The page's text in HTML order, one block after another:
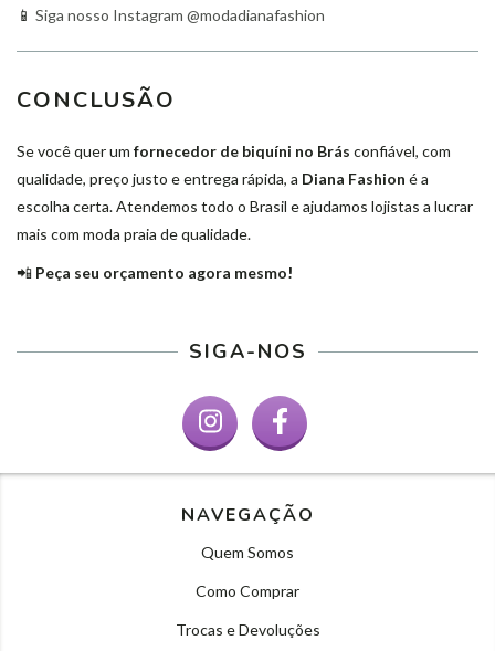
📱 Siga nosso Instagram @modadianafashion
CONCLUSÃO
Se você quer um fornecedor de biquíni no Brás confiável, com
qualidade, preço justo e entrega rápida, a Diana Fashion é a
escolha certa. Atendemos todo o Brasil e ajudamos lojistas a lucrar
mais com moda praia de qualidade.
📲 Peça seu orçamento agora mesmo!
SIGA-NOS
NAVEGAÇÃO
Quem Somos
Como Comprar
Trocas e Devoluções